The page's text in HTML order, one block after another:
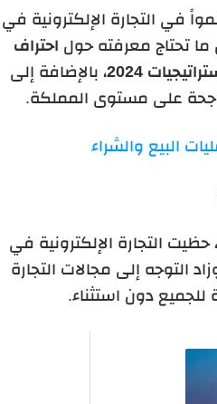
في التجارة الإلكترونية في
تحتاج معرفته حول احتراف
2024
، بالإضافة إلى
ناجحة على مستوى المملكة.
البيع والشراء
حظيت التجارة الإلكترونية في
التوجه إلى مجالات التجارة
للجميع دون استثناء.